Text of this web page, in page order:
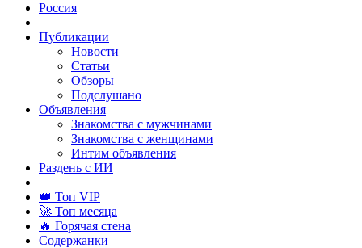
Россия
Публикации
Новости
Статьи
Обзоры
Подслушано
Объявления
Знакомства с мужчинами
Знакомства с женщинами
Интим объявления
Раздень с ИИ
👑 Топ VIP
🚀 Топ месяца
🔥 Горячая стена
Содержанки